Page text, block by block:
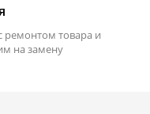
товара и
на замену